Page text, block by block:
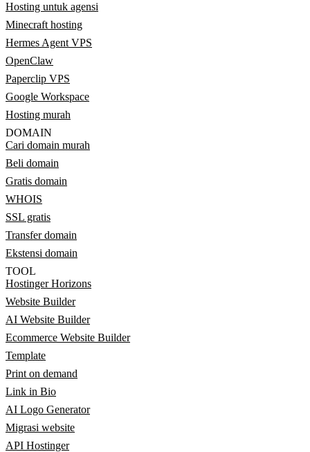
Hosting untuk agensi
Minecraft hosting
Hermes Agent VPS
OpenClaw
Paperclip VPS
Google Workspace
Hosting murah
DOMAIN
Cari domain murah
Beli domain
Gratis domain
WHOIS
SSL gratis
Transfer domain
Ekstensi domain
TOOL
Hostinger Horizons
Website Builder
AI Website Builder
Ecommerce Website Builder
Template
Print on demand
Link in Bio
AI Logo Generator
Migrasi website
API Hostinger